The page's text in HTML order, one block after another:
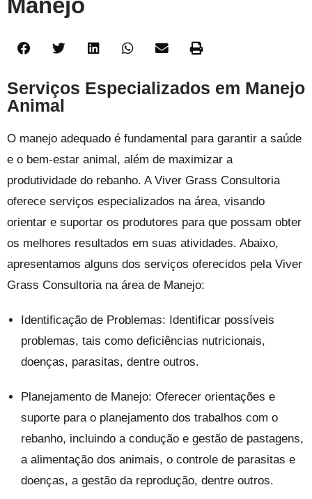
Manejo
Serviços Especializados em Manejo
Animal
O manejo adequado é fundamental para garantir a saúde
e o bem-estar animal, além de maximizar a
produtividade do rebanho. A Viver Grass Consultoria
oferece serviços especializados na área, visando
orientar e suportar os produtores para que possam obter
os melhores resultados em suas atividades. Abaixo,
apresentamos alguns dos serviços oferecidos pela Viver
Grass Consultoria na área de Manejo:
Identificação de Problemas: Identificar possíveis
problemas, tais como deficiências nutricionais,
doenças, parasitas, dentre outros.
Planejamento de Manejo: Oferecer orientações e
suporte para o planejamento dos trabalhos com o
rebanho, incluindo a condução e gestão de pastagens,
a alimentação dos animais, o controle de parasitas e
doenças, a gestão da reprodução, dentre outros.